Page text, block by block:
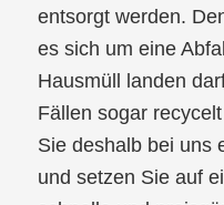
entsorgt werden.
es sich um eine
Hausmüll landen
Fällen sogar
Sie deshalb bei uns
und setzen Sie auf